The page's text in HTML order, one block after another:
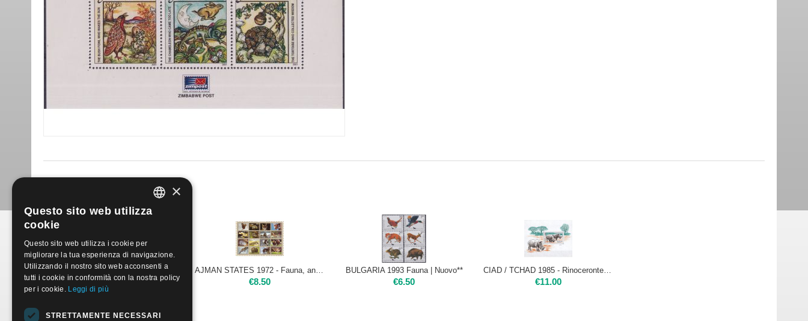
€11.50
AJMAN STATES 1972 - Fauna, animali selvaggi, 16 valori
€8.50
BULGARIA 1993 Fauna | Nuovo**
€6.50
CIAD / TCHAD 1985 - Rinoceronte - Foglietto
€11.00
ITALIAN
×
Questo sito web utilizza
cookie
Questo sito web utilizza i cookie per
migliorare la tua esperienza di navigazione.
Utilizzando il nostro sito web acconsenti a
tutti i cookie in conformità con la nostra policy
per i cookie. Leggi di più
STRETTAMENTE NECESSARI